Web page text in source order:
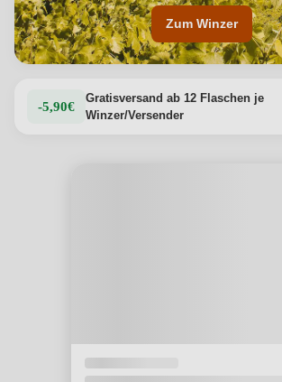
Zum Winzer
-5,90€
Gratisversand ab 12 Flaschen je
Winzer/Versender